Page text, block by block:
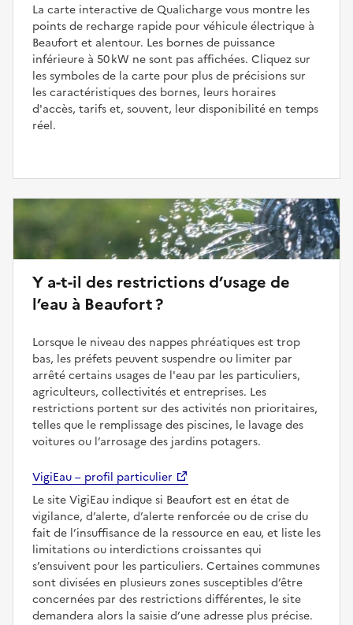
La carte interactive de Qualicharge vous montre les
points de recharge rapide pour véhicule électrique à
Beaufort et alentour. Les bornes de puissance
inférieure à 50 kW ne sont pas affichées. Cliquez sur
les symboles de la carte pour plus de précisions sur
les caractéristiques des bornes, leurs horaires
d'accès, tarifs et, souvent, leur disponibilité en temps
réel.
Y a-t-il des restrictions d’usage de
l’eau à Beaufort ?
Lorsque le niveau des nappes phréatiques est trop
bas, les préfets peuvent suspendre ou limiter par
arrêté certains usages de l'eau par les particuliers,
agriculteurs, collectivités et entreprises. Les
restrictions portent sur des activités non prioritaires,
telles que le remplissage des piscines, le lavage des
voitures ou l’arrosage des jardins potagers.
VigiEau – profil particulier
Le site VigiEau indique si Beaufort est en état de
vigilance, d’alerte, d’alerte renforcée ou de crise du
fait de l’insuffisance de la ressource en eau, et liste les
limitations ou interdictions croissantes qui
s’ensuivent pour les particuliers. Certaines communes
sont divisées en plusieurs zones susceptibles d’être
concernées par des restrictions différentes, le site
demandera alors la saisie d’une adresse plus précise.